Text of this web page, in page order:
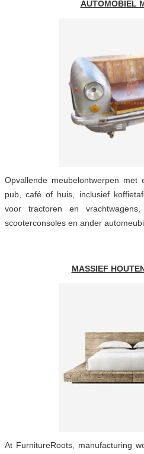
AUTOMOBIEL
Opvallende meubelontwerpen met
pub, café of huis, inclusief
voor tractoren en
scooterconsoles en ander
MASSIEF
At FurnitureRoots, manufacturing